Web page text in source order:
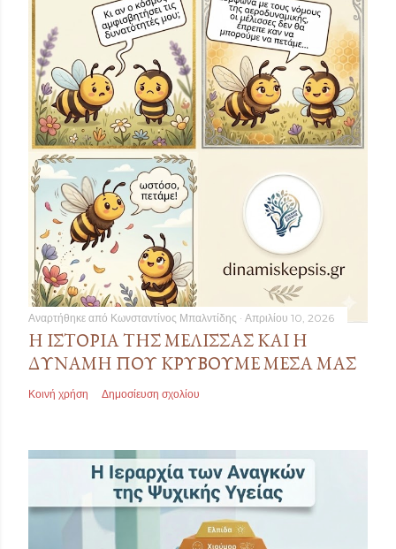
Αναρτήθηκε από Κωνσταντίνος Μπαλντίδης Απριλίου 10, 2026
Η ΙΣΤΟΡΊΑ ΤΗΣ ΜΈΛΙΣΣΑΣ ΚΑΙ Η
ΔΎΝΑΜΗ ΠΟΥ ΚΡΎΒΟΥΜΕ ΜΈΣΑ ΜΑΣ
Κοινή χρήση Δημοσίευση σχολίου